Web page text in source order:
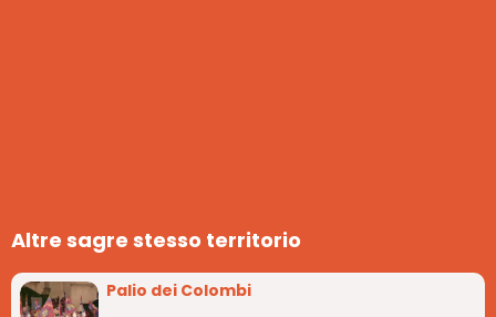
Altre sagre stesso territorio
Palio dei Colombi